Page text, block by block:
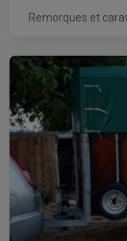
Remorques et